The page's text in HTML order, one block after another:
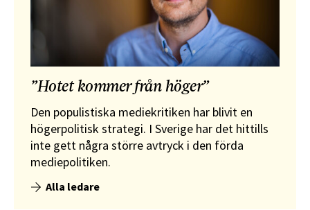
”Hotet kommer från höger”
Den populistiska mediekritiken har blivit en
högerpolitisk strategi. I Sverige har det hittills
inte gett några större avtryck i den förda
mediepolitiken.
Alla ledare